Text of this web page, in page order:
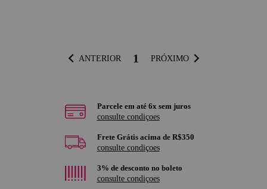
ANTERIOR 1 PRÓXIMO
Parcele em até 6x sem juros
consulte condiçoes
Frete Grátis acima de R$350
consulte condiçoes
3% de desconto no boleto
consulte condiçoes